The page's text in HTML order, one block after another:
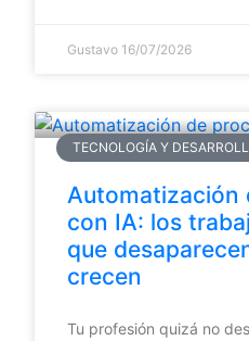
Gustavo 16/07/2026
TECNOLOGÍA Y
Automatización
con IA: los
que
crecen
Tu profesión quizá no